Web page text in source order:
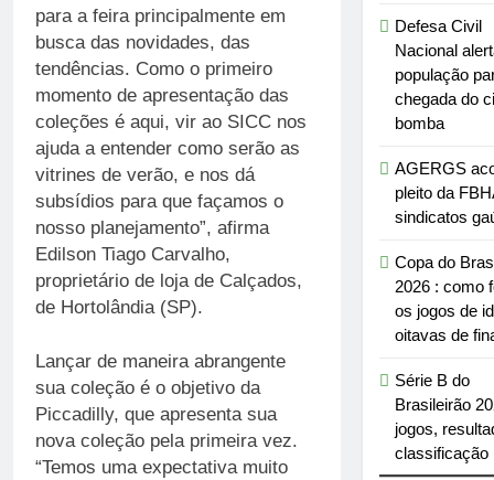
para a feira principalmente em
busca das novidades, das
tendências. Como o primeiro
momento de apresentação das
coleções é aqui, vir ao SICC nos
ajuda a entender como serão as
vitrines de verão, e nos dá
subsídios para que façamos o
nosso planejamento”, afirma
Edilson Tiago Carvalho,
proprietário de loja de Calçados,
de Hortolândia (SP).
Lançar de maneira abrangente
sua coleção é o objetivo da
Piccadilly, que apresenta sua
nova coleção pela primeira vez.
“Temos uma expectativa muito
Defesa Civil
Nacional
população
chegada do
bomba
AGERGS
pleito da
sindicatos
Copa do
2026 : como
os jogos de
oitavas de
Série B do
Brasileirão
jogos,
classificação